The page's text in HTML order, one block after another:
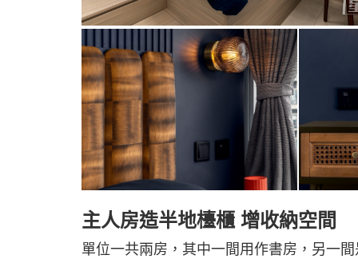
主人房造半地檯櫃 增收納空間
單位一共兩房，其中一間用作書房，另一